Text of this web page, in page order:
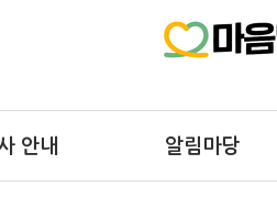
안내 알림마당